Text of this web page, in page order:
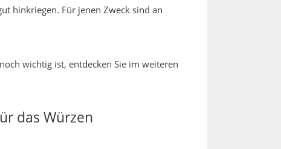
hinkriegen. Für jenen Zweck sind an
wichtig ist, entdecken Sie im weiteren
das Würzen